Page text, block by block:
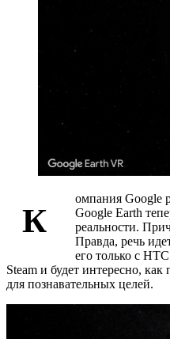
К
омпания Google
Google Earth
реальности.
Правда, речь
его только с
Steam и будет интересно, как
для познавательных целей.